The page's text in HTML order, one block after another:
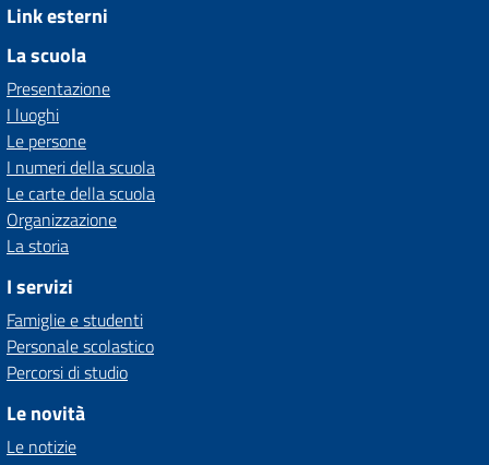
Link esterni
La scuola
Presentazione
I luoghi
Le persone
I numeri della scuola
Le carte della scuola
Organizzazione
La storia
I servizi
Famiglie e studenti
Personale scolastico
Percorsi di studio
Le novità
Le notizie